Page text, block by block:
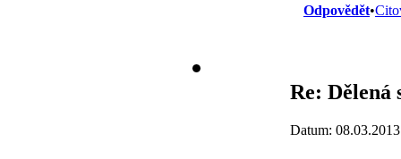
Odpovědět•
Re: Dělená
Datum: